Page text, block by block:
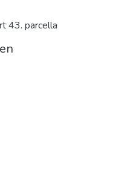
43. parcella